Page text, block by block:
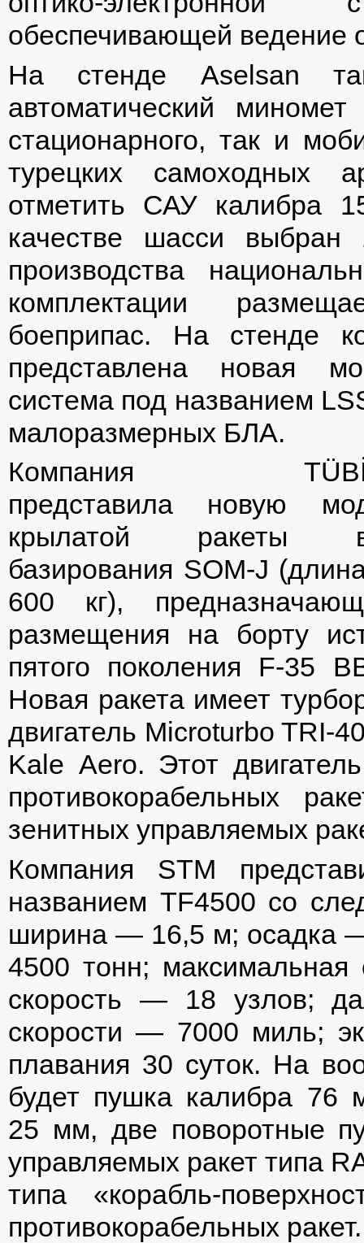
обеспечивающей ведение
На стенде Aselsan
автоматический
стационарного, так и
турецких самоходных
отметить САУ калибра
качестве шасси выбран
производства
комплектации
боеприпас. На стенде
представлена новая
система под названием
малоразмерных БЛА.
Компания
представила новую
крылатой ракеты
базирования SOM-J
600 кг),
размещения на борту
пятого поколения F-35
Новая ракета имеет
двигатель Microturbo TRI-
Kale Aero. Этот
противокорабельных
зенитных управляемых
Компания STM
названием TF4500 со
ширина — 16,5 м; осадка
4500 тонн; максимальная
скорость — 18 узлов;
скорости — 7000 миль;
плавания 30 суток. На
будет пушка калибра 76
25 мм, две поворотные
управляемых ракет типа
типа «корабль-
противокорабельных ракет.